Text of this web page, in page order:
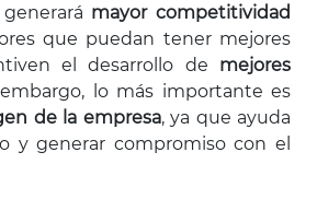
mayor competitividad
que puedan tener mejores
el desarrollo de mejores
lo más importante es
de la empresa, ya que ayuda
y generar compromiso con el